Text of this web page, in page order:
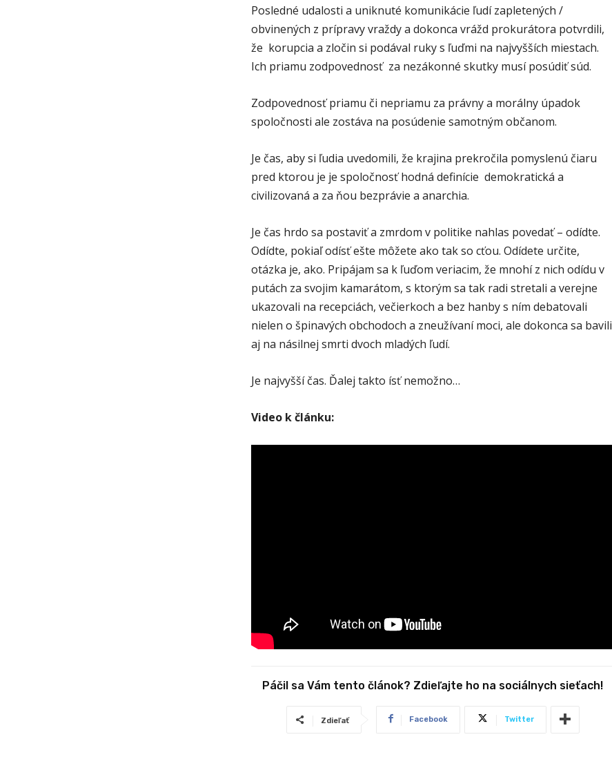
Posledné udalosti a uniknuté komunikácie ľudí zapletených /
obvinených z prípravy vraždy a dokonca vrážd prokurátora potvrdili,
že korupcia a zločin si podával ruky s ľuďmi na najvyšších miestach.
Ich priamu zodpovednosť za nezákonné skutky musí posúdiť súd.
Zodpovednosť priamu či nepriamu za právny a morálny úpadok
spoločnosti ale zostáva na posúdenie samotným občanom.
Je čas, aby si ľudia uvedomili, že krajina prekročila pomyslenú čiaru
pred ktorou je je spoločnosť hodná definície demokratická a
civilizovaná a za ňou bezprávie a anarchia.
Je čas hrdo sa postaviť a zmrdom v politike nahlas povedať – odídte.
Odídte, pokiaľ odísť ešte môžete ako tak so cťou. Odídete určite,
otázka je, ako. Pripájam sa k ľuďom veriacim, že mnohí z nich odídu v
putách za svojim kamarátom, s ktorým sa tak radi stretali a verejne
ukazovali na recepciách, večierkoch a bez hanby s ním debatovali
nielen o špinavých obchodoch a zneužívaní moci, ale dokonca sa bavili
aj na násilnej smrti dvoch mladých ľudí.
Je najvyšší čas. Ďalej takto ísť nemožno…
Video k článku:
Páčil sa Vám tento článok? Zdieľajte ho na sociálnych sieťach!
Zdieľať Facebook Twitter